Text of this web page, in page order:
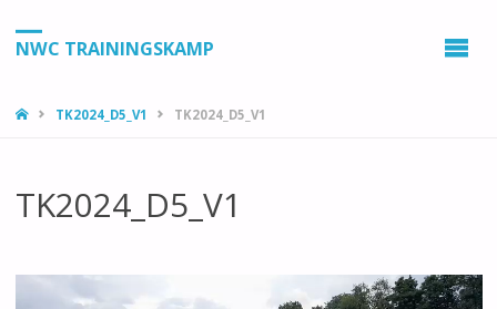
NWC TRAININGSKAMP
HOMETK2024_D5_V1 TK2024_D5_V1
TK2024_D5_V1